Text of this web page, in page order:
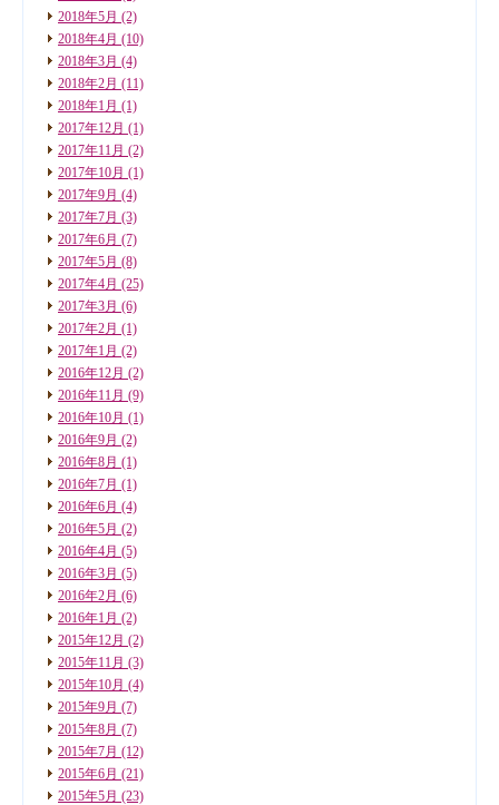
2018年5月 (2)
2018年4月 (10)
2018年3月 (4)
2018年2月 (11)
2018年1月 (1)
2017年12月 (1)
2017年11月 (2)
2017年10月 (1)
2017年9月 (4)
2017年7月 (3)
2017年6月 (7)
2017年5月 (8)
2017年4月 (25)
2017年3月 (6)
2017年2月 (1)
2017年1月 (2)
2016年12月 (2)
2016年11月 (9)
2016年10月 (1)
2016年9月 (2)
2016年8月 (1)
2016年7月 (1)
2016年6月 (4)
2016年5月 (2)
2016年4月 (5)
2016年3月 (5)
2016年2月 (6)
2016年1月 (2)
2015年12月 (2)
2015年11月 (3)
2015年10月 (4)
2015年9月 (7)
2015年8月 (7)
2015年7月 (12)
2015年6月 (21)
2015年5月 (23)